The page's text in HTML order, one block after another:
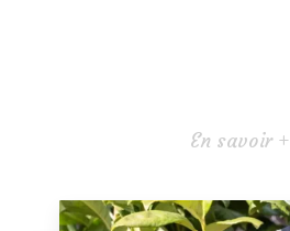
En savoir +